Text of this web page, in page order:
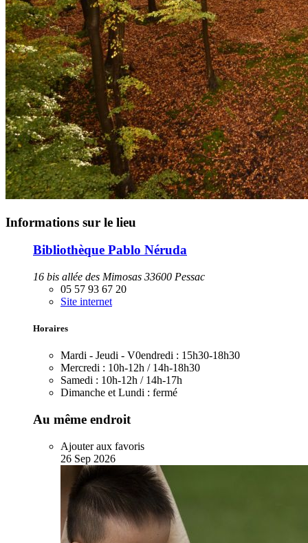
Informations sur le lieu
Bibliothèque Pablo Néruda
16 bis allée des Mimosas 33600 Pessac
05 57 93 67 20
Site internet
Horaires
Mardi - Jeudi - V0endredi : 15h30-18h30
Mercredi : 10h-12h / 14h-18h30
Samedi : 10h-12h / 14h-17h
Dimanche et Lundi : fermé
Au même endroit
Ajouter aux favoris
26 Sep 2026